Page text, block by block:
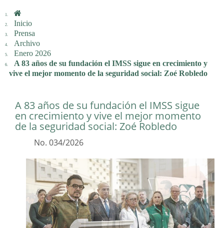
Inicio
Prensa
Archivo
Enero 2026
A 83 años de su fundación el IMSS sigue en crecimiento y
vive el mejor momento de la seguridad social: Zoé Robledo
A 83 años de su fundación el IMSS sigue
en crecimiento y vive el mejor momento
de la seguridad social: Zoé Robledo
No. 034/2026